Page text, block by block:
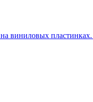
виниловых